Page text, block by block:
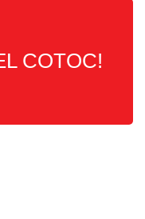
COTOC!